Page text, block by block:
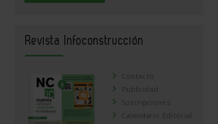
Revista Infoconstrucción
Contacto
Publicidad
Suscripciones
Calendario Editorial